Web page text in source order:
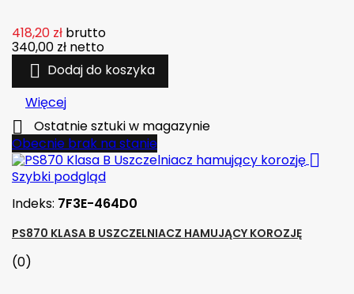
418,20 zł brutto
340,00 zł netto
 Dodaj do koszyka
Więcej

Ostatnie sztuki w magazynie
Obecnie brak na stanie

Szybki podgląd
Indeks: 7F3E-464D0
PS870 KLASA B USZCZELNIACZ HAMUJĄCY KOROZJĘ
(0)